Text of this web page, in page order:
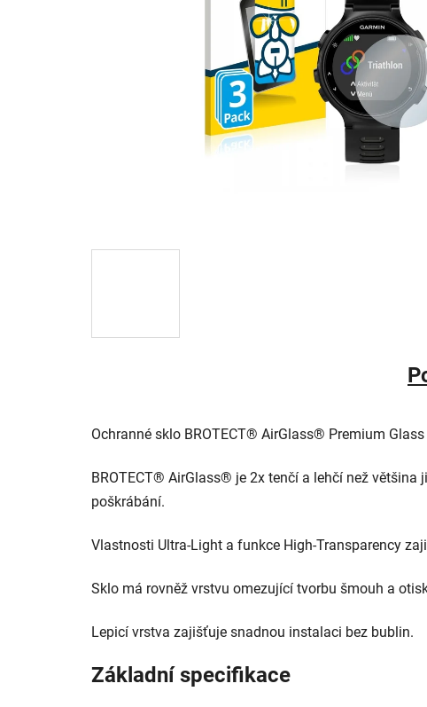
Ochranné sklo BROTECT® AirGlass® Premium
BROTECT® AirGlass® je 2x tenčí a lehčí než
poškrábání.
Vlastnosti Ultra-Light a funkce High-Transparency
Sklo má rovněž vrstvu omezující tvorbu šmouh a
Lepicí vrstva zajišťuje snadnou instalaci bez bublin.
Základní specifikace